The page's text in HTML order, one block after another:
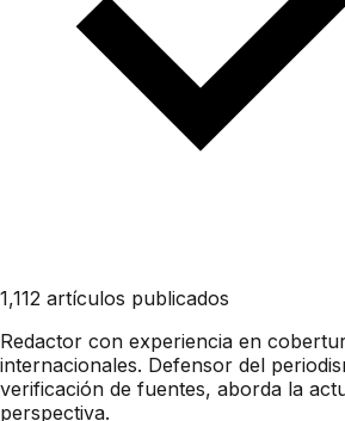
1,112 artículos publicados
Redactor con experiencia en
internacionales. Defensor del
verificación de fuentes, aborda la
perspectiva.